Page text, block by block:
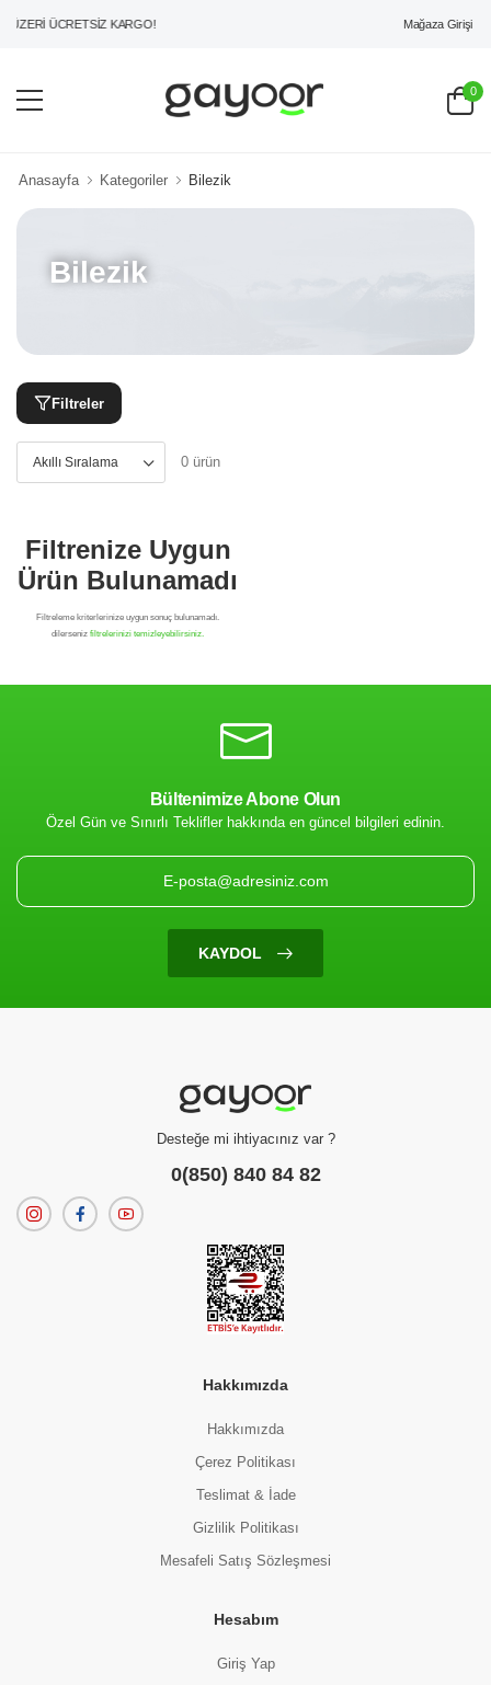
ÜCRETSİZ KARGO! Mağaza Girişi
0
Anasayfa Kategoriler Bilezik
Bilezik
Filtreler
0 ürün
Filtrenize Uygun
Ürün Bulunamadı
Bültenimize Abone Olun
Özel Gün ve Sınırlı Teklifler hakkında en güncel bilgileri edinin.
KAYDOL
Desteğe mi ihtiyacınız var ?
0(850) 840 84 82
Hakkımızda
Hakkımızda
Çerez Politikası
Teslimat & İade
Gizlilik Politikası
Mesafeli Satış Sözleşmesi
Hesabım
Giriş Yap